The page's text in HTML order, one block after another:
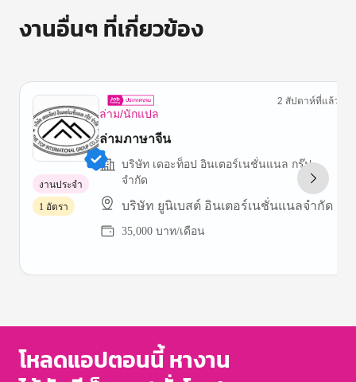
งานอื่นๆ ที่เกี่ยวข้อง
ล่าม/นักแปล
2 สัปดาห์ที่แล้ว
ล่ามภาษาจีน
บริษัท เดอะท็อป อินเตอร์เนชั่นแนล กรุ๊ป
จำกัด
บริษัท ยูนิเบสต์ อินเตอร์เนชั่นแนลจํากัด
35,000 บาท/เดือน
งานประจำ
1 อัตรา
of
โหลดแอปตอนนี้ หางาน